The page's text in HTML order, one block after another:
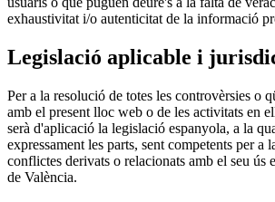
exhaustivitat i/o autenticitat de la informació
Legislació aplicable i
Per a la resolució de totes les controvèrsies o
amb el present lloc web o de les activitats en
serà d'aplicació la legislació espanyola, a la
expressament les parts, sent competents per a
conflictes derivats o relacionats amb el seu ús
de València.